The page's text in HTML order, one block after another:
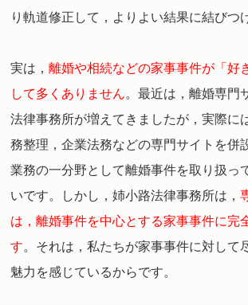
り軌道修正して，よりよい結果に結びつ
実は，離婚や相続などの家事事件が「好
して多くありません。最近は，離婚専門
法律事務所が増えてきましたが，実際に
務整理，企業法務などの専門サイトを併
業務の一分野として離婚事件を取り扱っ
いです。
しかし，姉小路法律事務所は，
は，離婚事件を中心とする家事事件に完
す。 それは，私たちが家事事件に対して
魅力を感じているからです。